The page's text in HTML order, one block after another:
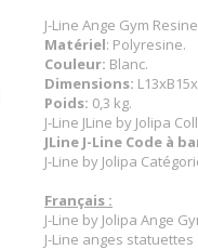
J-Line Ange Gym
Matériel: Polyresine.
Couleur: Blanc.
Dimensions:
Poids: 0,3 kg.
J-Line JLine by Jolipa
JLine J-Line Code à
J-Line by Jolipa
Français :
J-Line by Jolipa Ange
J-Line anges statuettes